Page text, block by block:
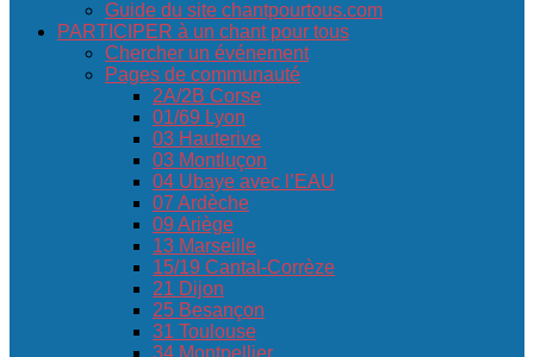
Guide du site chantpourtous.com
PARTICIPER à un chant pour tous
Chercher un événement
Pages de communauté
2A/2B Corse
01/69 Lyon
03 Hauterive
03 Montluçon
04 Ubaye avec l’EAU
07 Ardèche
09 Ariège
13 Marseille
15/19 Cantal-Corrèze
21 Dijon
25 Besançon
31 Toulouse
34 Montpellier